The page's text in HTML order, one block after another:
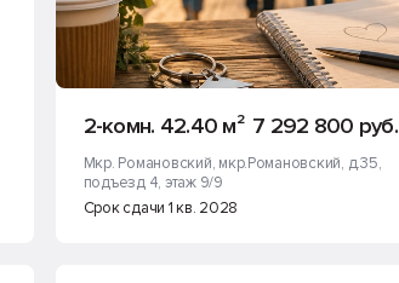
2-комн. 42.40 м² 7 292 800 руб.
Мкр. Романовский, мкр.Романовский, д.35,
подъезд 4, этаж 9/9
Срок сдачи 1 кв. 2028